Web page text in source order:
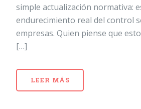
simple actualización normativa:
endurecimiento real del control
empresas. Quien piense que
[…]
LEER MÁS